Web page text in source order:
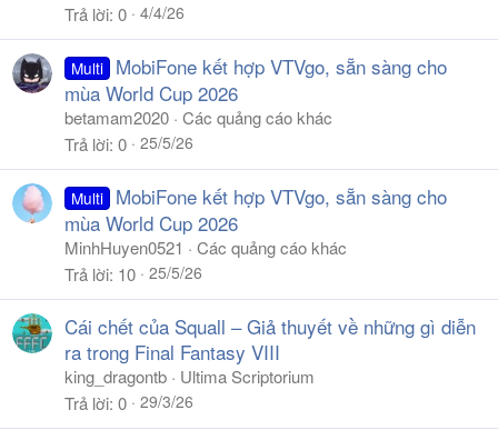
Trả lời 0 4/4/26
Multi
MobiFone kết hợp VTVgo, sẵn sàng cho
mùa World Cup 2026
betamam2020 Các quảng cáo khác
Trả lời 0 25/5/26
Multi
MobiFone kết hợp VTVgo, sẵn sàng cho
mùa World Cup 2026
MinhHuyen0521
Các quảng cáo khác
Trả lời 10 25/5/26
Cái chết của Squall – Giả thuyết về những gì diễn
ra trong Final Fantasy VIII
king_dragontb
Ultima Scriptorium
Trả lời 0 29/3/26